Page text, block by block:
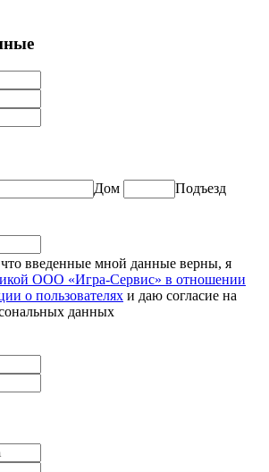
Дом Подъезд
введенные мной данные верны, я
ООО «Игра-Сервис» в отношении
о пользователях и даю согласие на
данных